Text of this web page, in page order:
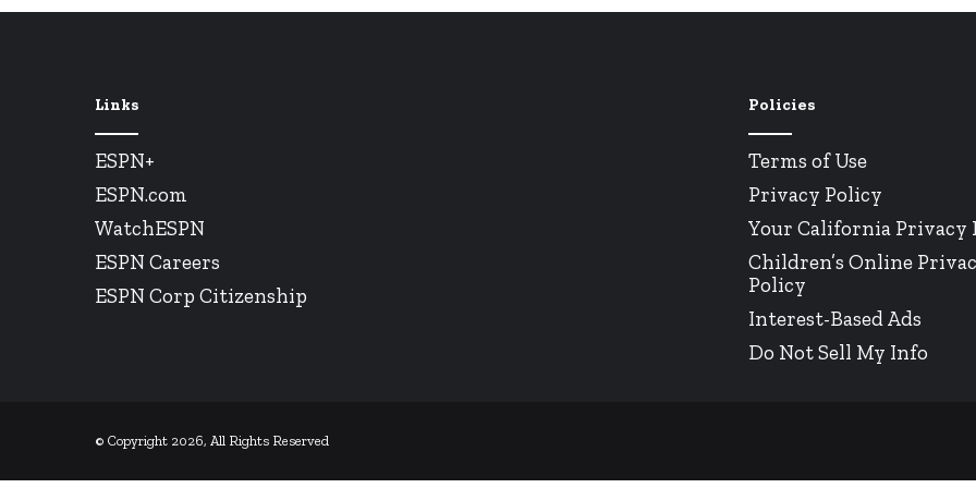
Links
ESPN+
ESPN.com
WatchESPN
ESPN Careers
ESPN Corp Citizenship
Policies
Terms of Use
Privacy Policy
Your California Privacy
Children’s Online
Policy
Interest-Based Ads
Do Not Sell My Info
© Copyright 2026, All Rights Reserved